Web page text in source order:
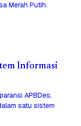
Merah Putih.
Informasi
APBDes,
satu sistem